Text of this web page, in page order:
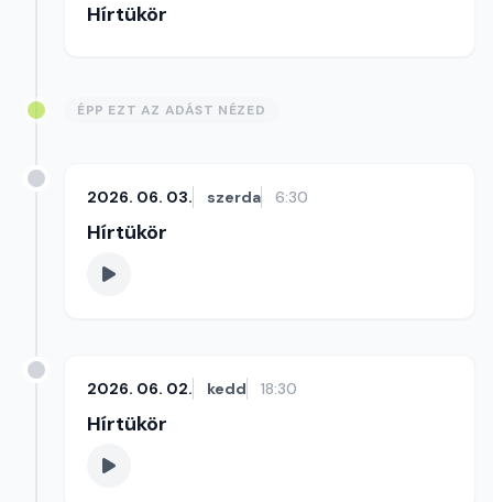
Hírtükör
ÉPP EZT AZ ADÁST NÉZED
2026. 06. 03. szerda 6:30
Hírtükör
2026. 06. 02. kedd 18:30
Hírtükör